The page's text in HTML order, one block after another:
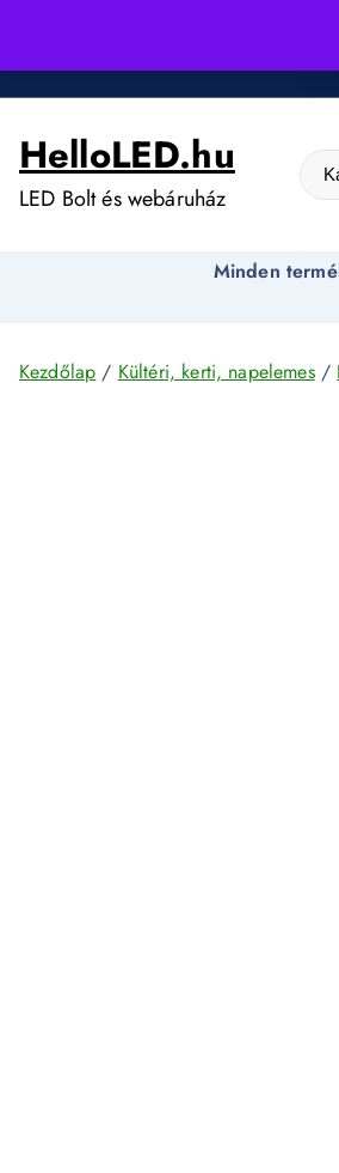
i
HelloLED.hu
LED Bolt és webáruház
Minden
Kezdőlap / Kültéri, kerti, napelemes/